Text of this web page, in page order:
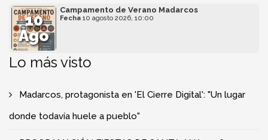
10
Ago
Campamento de Verano Madarcos
Fecha 10 agosto 2026, 10:00
Lo más visto
Madarcos, protagonista en 'El Cierre Digital': "Un lugar
donde todavía huele a pueblo"